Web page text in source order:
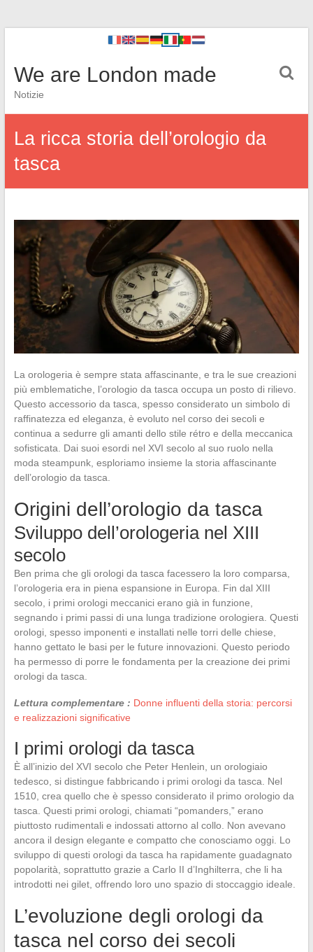
We are London made
Notizie
La ricca storia dell’orologio da
tasca
La orologeria è sempre stata affascinante, e tra le sue creazioni
più emblematiche, l’orologio da tasca occupa un posto di rilievo.
Questo accessorio da tasca, spesso considerato un simbolo di
raffinatezza ed eleganza, è evoluto nel corso dei secoli e
continua a sedurre gli amanti dello stile rétro e della meccanica
sofisticata. Dai suoi esordi nel XVI secolo al suo ruolo nella
moda steampunk, esploriamo insieme la storia affascinante
dell’orologio da tasca.
Origini dell’orologio da tasca
Sviluppo dell’orologeria nel XIII
secolo
Ben prima che gli orologi da tasca facessero la loro comparsa,
l’orologeria era in piena espansione in Europa. Fin dal XIII
secolo, i primi orologi meccanici erano già in funzione,
segnando i primi passi di una lunga tradizione orologiera. Questi
orologi, spesso imponenti e installati nelle torri delle chiese,
hanno gettato le basi per le future innovazioni. Questo periodo
ha permesso di porre le fondamenta per la creazione dei primi
orologi da tasca.
Lettura complementare : Donne influenti della storia: percorsi
e realizzazioni significative
I primi orologi da tasca
È all’inizio del XVI secolo che Peter Henlein, un orologiaio
tedesco, si distingue fabbricando i primi orologi da tasca. Nel
1510, crea quello che è spesso considerato il primo orologio da
tasca. Questi primi orologi, chiamati “pomanders,” erano
piuttosto rudimentali e indossati attorno al collo. Non avevano
ancora il design elegante e compatto che conosciamo oggi. Lo
sviluppo di questi orologi da tasca ha rapidamente guadagnato
popolarità, soprattutto grazie a Carlo II d’Inghilterra, che li ha
introdotti nei gilet, offrendo loro uno spazio di stoccaggio ideale.
L’evoluzione degli orologi da
tasca nel corso dei secoli